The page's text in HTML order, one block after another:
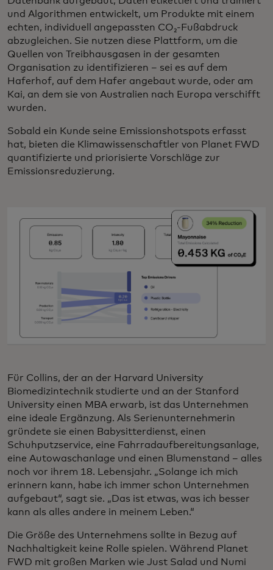
und Algorithmen entwickelt, um Produkte mit einem
echten, individuell angepassten CO₂-Fußabdruck
abzugleichen. Sie nutzen diese Plattform, um die
Quellen von Treibhausgasen in der gesamten
Organisation zu identifizieren – sei es auf dem
Haferhof, auf dem Hafer angebaut wurde, oder am
Kai, an dem sie von Australien nach Europa verschifft
wurden.
Sobald ein Kunde seine Emissionshotspots erfasst
hat, bieten die Klimawissenschaftler von Planet FWD
quantifizierte und priorisierte Vorschläge zur
Emissionsreduzierung.
Für Collins, der an der Harvard University
Biomedizintechnik studierte und an der Stanford
University einen MBA erwarb, ist das Unternehmen
eine ideale Ergänzung. Als Serienunternehmerin
gründete sie einen Babysitterdienst, einen
Schuhputzservice, eine Fahrradaufbereitungsanlage,
eine Autowaschanlage und einen Blumenstand – alles
noch vor ihrem 18. Lebensjahr. „Solange ich mich
erinnern kann, habe ich immer schon Unternehmen
aufgebaut“, sagt sie. „Das ist etwas, was ich besser
kann als alles andere in meinem Leben.“
Die Größe des Unternehmens sollte in Bezug auf
Nachhaltigkeit keine Rolle spielen. Während Planet
FWD mit großen Marken wie Just Salad und Numi